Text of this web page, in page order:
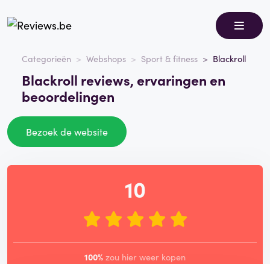
Categorieën Webshops Sport & fitness Blackroll
Blackroll reviews, ervaringen en
beoordelingen
Bezoek de website
10
100% zou hier weer kopen